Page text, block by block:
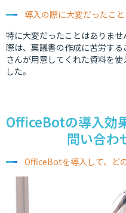
導入の際に大変だったこ
特に大変だったことはありま
際は、稟議書の作成に苦労す
さんが用意してくれた資料を
した。
OfficeBotの導入効
問い合わ
OfficeBotを導入して、ど